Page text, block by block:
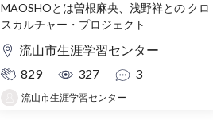
MAOSHOとは曽根麻央、浅野祥との クロ
スカルチャー・プロジェクト
流山市生涯学習センター
829
327 3
流山市生涯学習センター